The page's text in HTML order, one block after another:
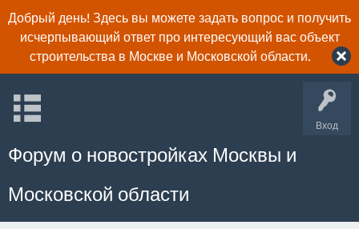
Добрый день! Здесь вы можете задать вопрос и получить
исчерпывающий ответ про интересующий вас объект
строительства в Москве и Московской области.
Вход
Форум о новостройках Москвы и
Московской области